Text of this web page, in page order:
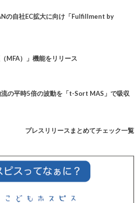
の自社EC拡大に向け「Fulfillment by
MFA）」機能をリリース
の平時5倍の波動を「t-Sort MAS」で吸収
プレスリリースまとめてチェック一覧